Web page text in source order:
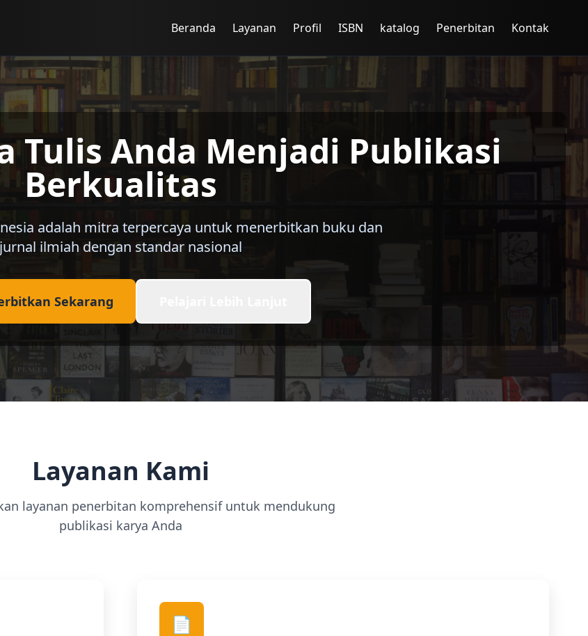
Beranda Layanan Profil ISBN katalog Penerbitan Kontak
Tulis Anda Menjadi Publikasi
Berkualitas
adalah mitra terpercaya untuk menerbitkan buku dan
jurnal ilmiah dengan standar nasional
Sekarang
Layanan Kami
layanan penerbitan komprehensif untuk mendukung
publikasi karya Anda
📄